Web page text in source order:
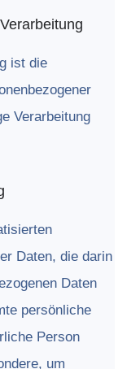
Verarbeitung
ist die
Verarbeitung
Daten, die darin
Daten
persönliche
Person
um